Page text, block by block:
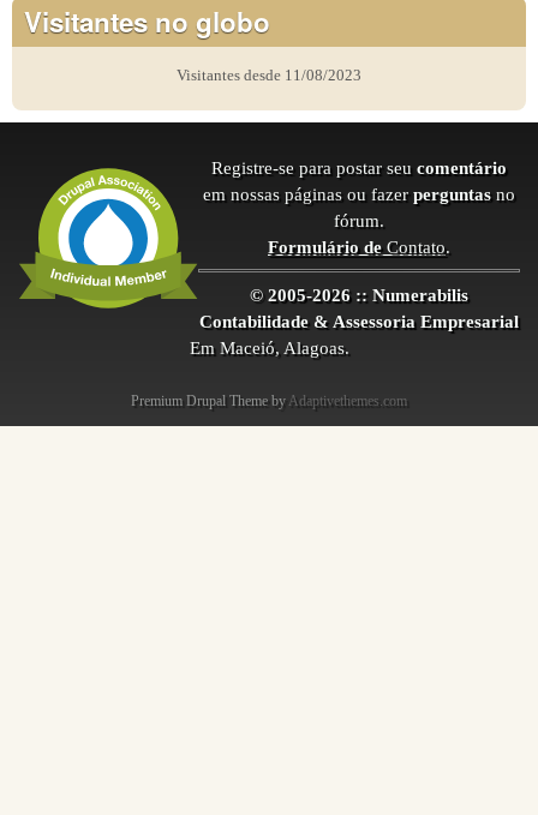
Visitantes no globo
Visitantes desde 11/08/2023
Registre-se para postar seu comentário
em nossas páginas ou fazer perguntas no
fórum.
Formulário deContato.
© 2005-2026 :: Numerabilis
Contabilidade & Assessoria Empresarial
Em Maceió, Alagoas.
Premium Drupal Theme by Adaptivethemes.com